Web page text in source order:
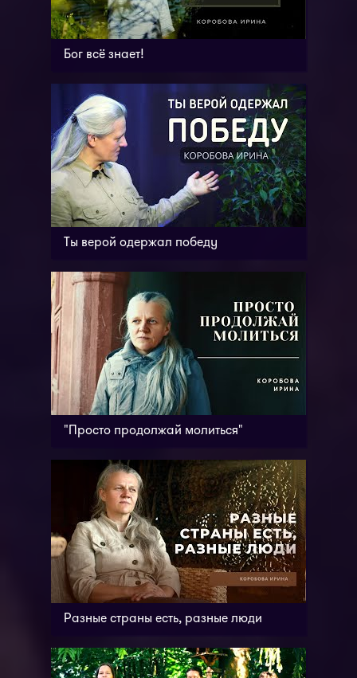
Бог всё знает!
Ты верой одержал победу
"Просто продолжай молиться"
Разные страны есть, разные люди